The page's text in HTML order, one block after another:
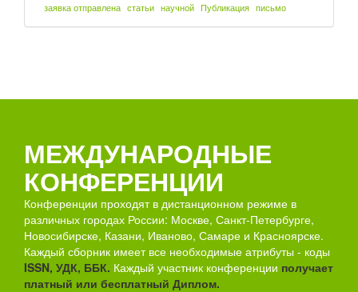
заявка отправлена статьи научной Публикация письмо
МЕЖДУНАРОДНЫЕ
КОНФЕРЕНЦИИ
Конференции проходят в дистанционном режиме в
различных городах России: Москве, Санкт-Петербурге,
Новосибирске, Казани, Иваново, Самаре и Красноярске.
Каждый сборник имеет все необходимые атрибуты - коды
ISSN, УДК, ББК. Каждый участник конференции получает
платный или бесплатный Диплом.